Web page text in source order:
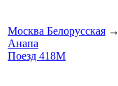
Москва Белорусская →
Анапа
Поезд 418М